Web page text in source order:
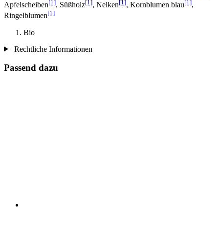
Apfelscheiben[1], Süßholz[1], Nelken[1], Kornblumen blau[1],
Ringelblumen[1]
Bio
Rechtliche Informationen
Passend dazu